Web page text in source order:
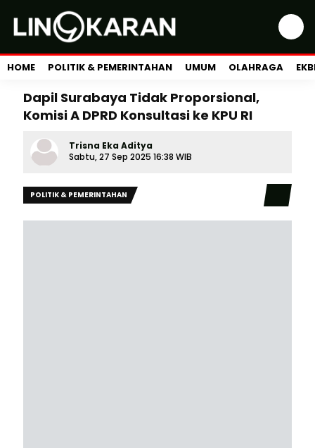
HOME POLITIK & PEMERINTAHAN UMUM OLAHRAGA
Dapil Surabaya Tidak Proporsional,
Komisi A DPRD Konsultasi ke KPU RI
Trisna Eka Aditya
Sabtu, 27 Sep 2025 16:38 WIB
POLITIK & PEMERINTAHAN